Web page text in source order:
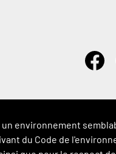
environnement
du Code de